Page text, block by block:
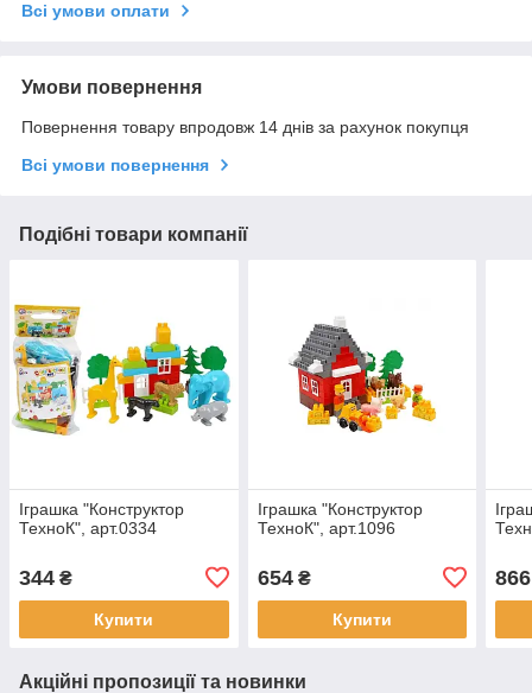
Всі умови оплати
Умови повернення
Повернення товару впродовж 14 днів за рахунок покупця
Всі умови повернення
Подібні товари компанії
Іграшка "Конструктор
ТехноК", арт.0334
344 ₴
Купити
Іграшка "Конструктор
ТехноК", арт.1096
654₴
Купити
866
Акційні пропозиції та новинки